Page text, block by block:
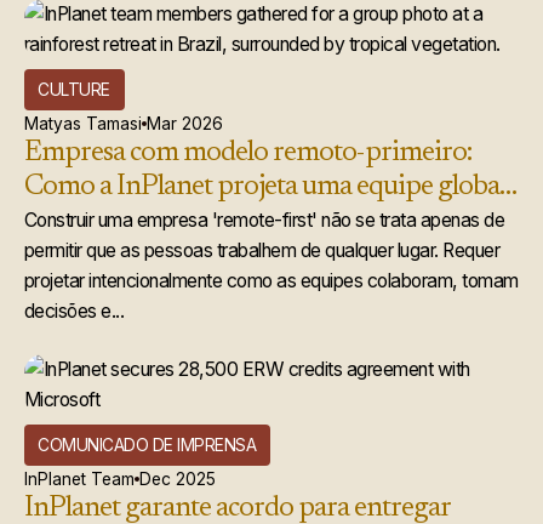
CULTURE
Matyas Tamasi Mar 2026
Empresa com modelo remoto-primeiro:
Como a InPlanet projeta uma equipe global
que realmente funciona
Construir uma empresa 'remote-first' não se trata apenas de
permitir que as pessoas trabalhem de qualquer lugar. Requer
projetar intencionalmente como as equipes colaboram, tomam
decisões e...
COMUNICADO DE IMPRENSA
InPlanet Team Dec 2025
InPlanet garante acordo para entregar